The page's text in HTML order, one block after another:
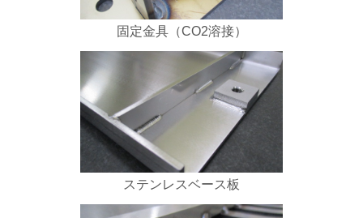
固定金具（CO2溶接）
ステンレスベース板